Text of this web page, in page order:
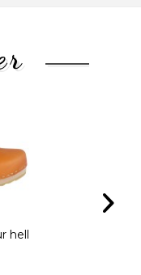
hell